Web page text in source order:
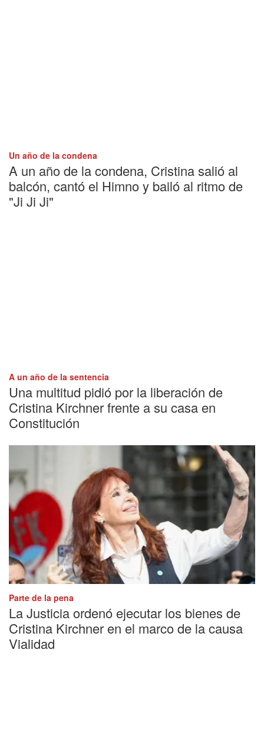
Un año de la condena
A un año de la condena, Cristina salió al
balcón, cantó el Himno y bailó al ritmo de
"Ji Ji Ji"
A un año de la sentencia
Una multitud pidió por la liberación de
Cristina Kirchner frente a su casa en
Constitución
Parte de la pena
La Justicia ordenó ejecutar los bienes de
Cristina Kirchner en el marco de la causa
Vialidad